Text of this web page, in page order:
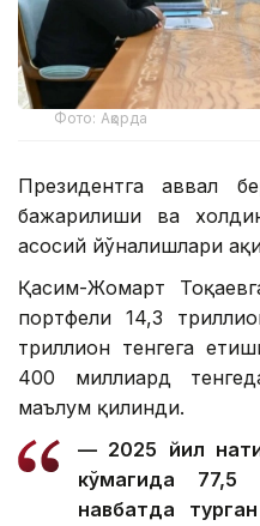
Фото: Ақорда
Президентга аввал
бажарилиши ва
асосий йўналишлари
Қасим-Жомарт
портфели 14,3
триллион тенгега
400 миллиард
маълум қилинди.
— 2025 йил
кўмагида 77,5
навбатда